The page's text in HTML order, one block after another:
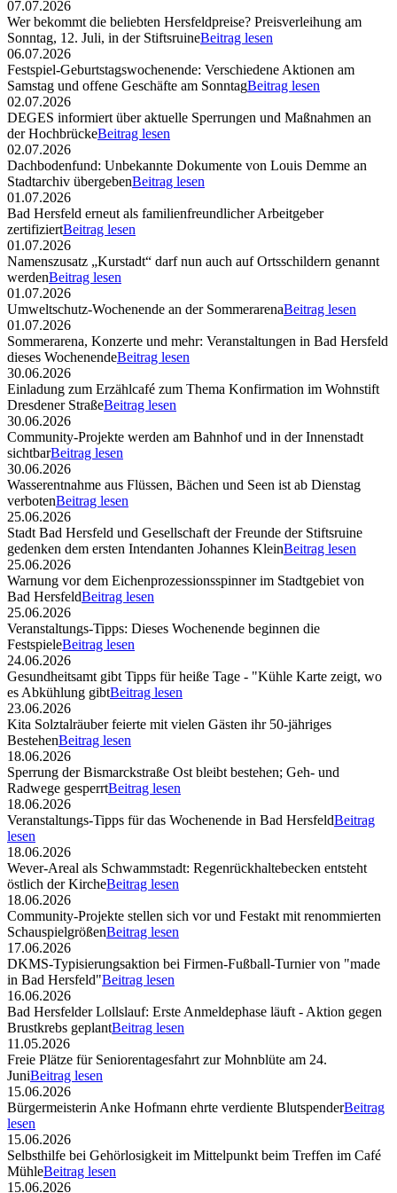
07.07.2026
Wer bekommt die beliebten Hersfeldpreise? Preisverleihung am
Sonntag, 12. Juli, in der StiftsruineBeitrag lesen
06.07.2026
Festspiel-Geburtstagswochenende: Verschiedene Aktionen am
Samstag und offene Geschäfte am SonntagBeitrag lesen
02.07.2026
DEGES informiert über aktuelle Sperrungen und Maßnahmen an
der HochbrückeBeitrag lesen
02.07.2026
Dachbodenfund: Unbekannte Dokumente von Louis Demme an
Stadtarchiv übergebenBeitrag lesen
01.07.2026
Bad Hersfeld erneut als familienfreundlicher Arbeitgeber
zertifiziertBeitrag lesen
01.07.2026
Namenszusatz „Kurstadt“ darf nun auch auf Ortsschildern genannt
werdenBeitrag lesen
01.07.2026
Umweltschutz-Wochenende an der SommerarenaBeitrag lesen
01.07.2026
Sommerarena, Konzerte und mehr: Veranstaltungen in Bad Hersfeld
dieses WochenendeBeitrag lesen
30.06.2026
Einladung zum Erzählcafé zum Thema Konfirmation im Wohnstift
Dresdener StraßeBeitrag lesen
30.06.2026
Community-Projekte werden am Bahnhof und in der Innenstadt
sichtbarBeitrag lesen
30.06.2026
Wasserentnahme aus Flüssen, Bächen und Seen ist ab Dienstag
verbotenBeitrag lesen
25.06.2026
Stadt Bad Hersfeld und Gesellschaft der Freunde der Stiftsruine
gedenken dem ersten Intendanten Johannes KleinBeitrag lesen
25.06.2026
Warnung vor dem Eichenprozessionsspinner im Stadtgebiet von
Bad HersfeldBeitrag lesen
25.06.2026
Veranstaltungs-Tipps: Dieses Wochenende beginnen die
FestspieleBeitrag lesen
24.06.2026
Gesundheitsamt gibt Tipps für heiße Tage - "Kühle Karte zeigt, wo
es Abkühlung gibtBeitrag lesen
23.06.2026
Kita Solztalräuber feierte mit vielen Gästen ihr 50-jähriges
BestehenBeitrag lesen
18.06.2026
Sperrung der Bismarckstraße Ost bleibt bestehen; Geh- und
Radwege gesperrtBeitrag lesen
18.06.2026
Veranstaltungs-Tipps für das Wochenende in Bad HersfeldBeitrag
lesen
18.06.2026
Wever-Areal als Schwammstadt: Regenrückhaltebecken entsteht
östlich der KircheBeitrag lesen
18.06.2026
Community-Projekte stellen sich vor und Festakt mit renommierten
SchauspielgrößenBeitrag lesen
17.06.2026
DKMS-Typisierungsaktion bei Firmen-Fußball-Turnier von "made
in Bad Hersfeld"Beitrag lesen
16.06.2026
Bad Hersfelder Lollslauf: Erste Anmeldephase läuft - Aktion gegen
Brustkrebs geplantBeitrag lesen
11.05.2026
Freie Plätze für Seniorentagesfahrt zur Mohnblüte am 24.
JuniBeitrag lesen
15.06.2026
Bürgermeisterin Anke Hofmann ehrte verdiente BlutspenderBeitrag
lesen
15.06.2026
Selbsthilfe bei Gehörlosigkeit im Mittelpunkt beim Treffen im Café
MühleBeitrag lesen
15.06.2026